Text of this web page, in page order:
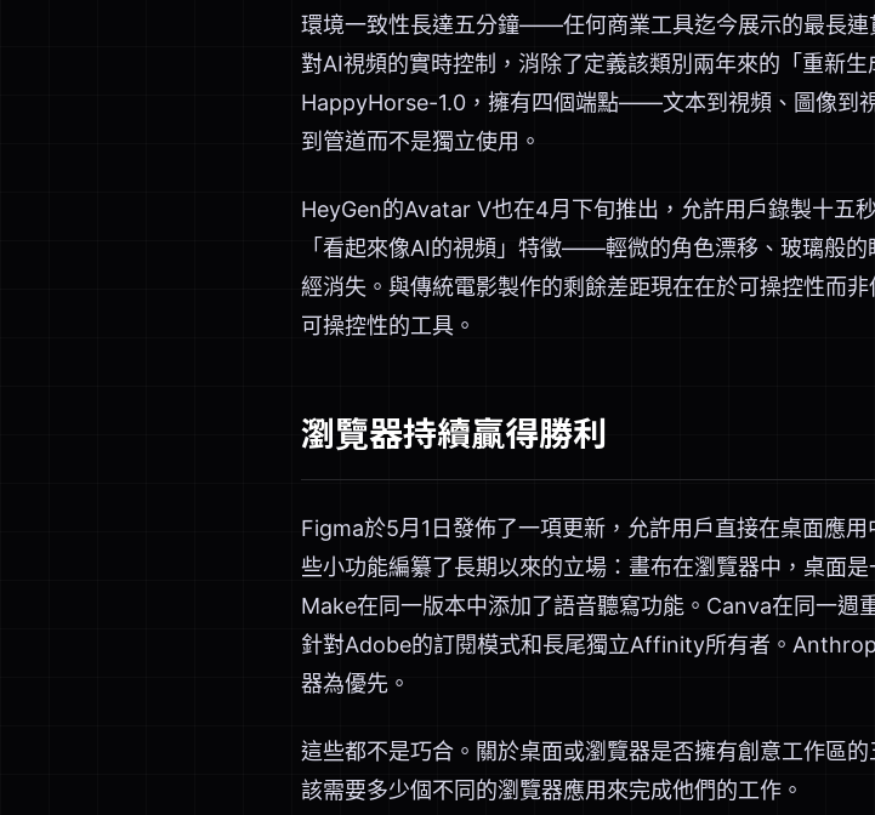
環境一致性長達五分鐘——任何商業工具迄今展示的最長
對AI視頻的實時控制，消除了定義該類別兩年來的「重新
HappyHorse-1.0，擁有四個端點——文本到視頻、圖像到
到管道而不是獨立使用。
HeyGen的Avatar V也在4月下旬推出，允許用戶錄製十五
「看起來像AI的視頻」特徵——輕微的角色漂移、玻璃般
經消失。與傳統電影製作的剩餘差距現在在於可操控性而
可操控性的工具。
瀏覽器持續贏得勝利
Figma於5月1日發佈了一項更新，允許用戶直接在桌面應
些小功能編纂了長期以來的立場：畫布在瀏覽器中，桌面
Make在同一版本中添加了語音聽寫功能。Canva在同一
針對Adobe的訂閱模式和長尾獨立Affinity所有者。
器為優先。
這些都不是巧合。關於桌面或瀏覽器是否擁有創意工作區
該需要多少個不同的瀏覽器應用來完成他們的工作。